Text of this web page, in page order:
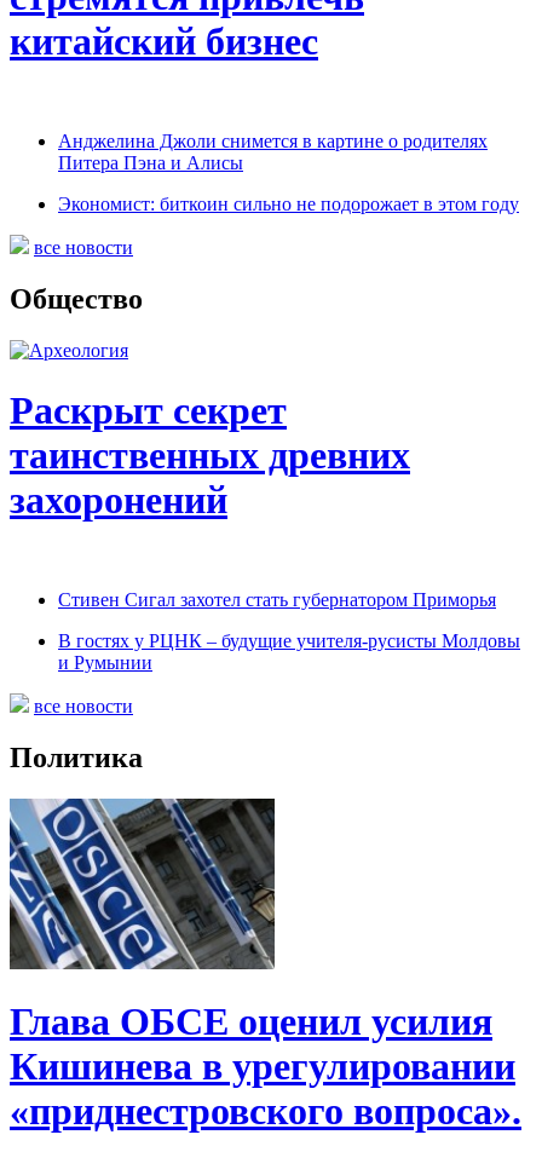
китайский бизнес
Анджелина Джоли снимется в картине о родителях
Питера Пэна и Алисы
Экономист: биткоин сильно не подорожает в этом году
все новости
Общество
Раскрыт секрет
таинственных древних
захоронений
Стивен Сигал захотел стать губернатором Приморья
В гостях у РЦНК – будущие учителя-русисты Молдовы
и Румынии
все новости
Политика
Глава ОБСЕ оценил усилия
Кишинева в урегулировании
«приднестровского вопроса».